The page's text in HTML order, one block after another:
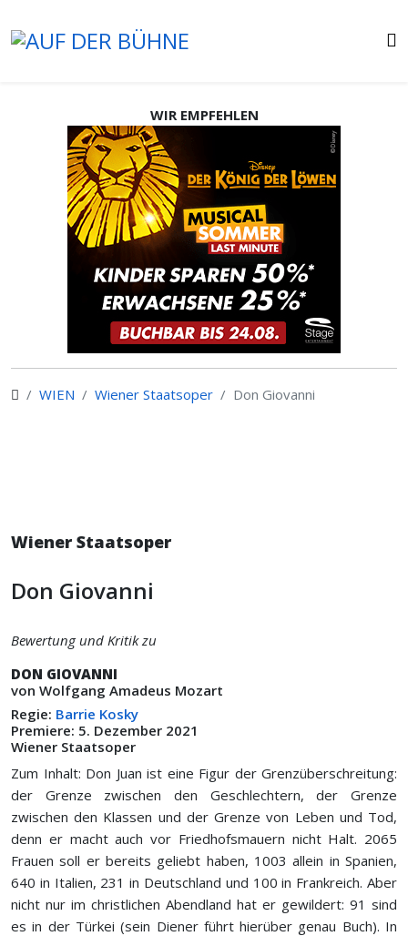
WIR EMPFEHLEN
WIEN Wiener Staatsoper Don Giovanni
Wiener Staatsoper
Don Giovanni
Bewertung und Kritik zu
DON GIOVANNI
von Wolfgang Amadeus Mozart
Regie: Barrie Kosky
Premiere: 5. Dezember 2021
Wiener Staatsoper
Zum Inhalt: Don Juan ist eine Figur der Grenzüberschreitung:
der Grenze zwischen den Geschlechtern, der Grenze
zwischen den Klassen und der Grenze von Leben und Tod,
denn er macht auch vor Friedhofsmauern nicht Halt. 2065
Frauen soll er bereits geliebt haben, 1003 allein in Spanien,
640 in Italien, 231 in Deutschland und 100 in Frankreich. Aber
nicht nur im christlichen Abendland hat er gewildert: 91 sind
es in der Türkei (sein Diener führt hierüber genau Buch). In